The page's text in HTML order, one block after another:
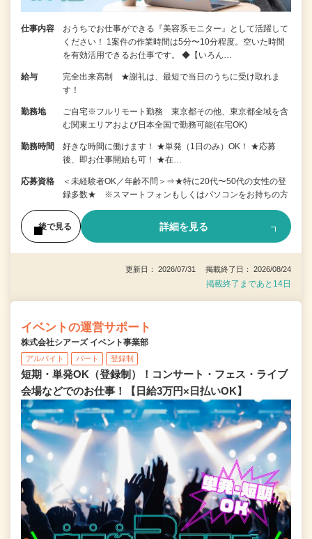
仕事内容
おうちでお仕事ができる『美容系モニター』として活躍して
ください！ 1案件の作業時間は5分〜10分程度。空いた時間
を有効活用できるお仕事です。 ◆【いろん…
給与
完全出来高制 ★謝礼は、最短で当日のうちに受け取れま
す！
勤務地
ご自宅※フルリモート勤務 東京都その他、東京都全域を含
む関東エリアおよび日本全国で勤務可能(在宅OK)
勤務時間
好きな時間に働けます！ ★単発（1日のみ）OK！ ★応募
後、即お仕事開始も可！ ★在…
応募資格
＜未経験者OK／年齢不問＞⇒★特に20代〜50代の女性の登
録多数★ ※スマートフォンもしくはパソコンをお持ちの方
後で見る 詳細を見る
更新日： 2026/07/31 掲載終了日： 2026/08/24
掲載終了まであと14日
イベントの運営サポート
株式会社シアーズ イベント事業部
アルバイト パート 登録制
短期・単発OK（登録制）！コンサート・フェス・ライブ
会場などでのお仕事！【日給3万円×日払いOK】